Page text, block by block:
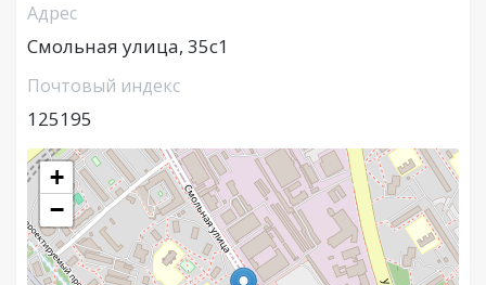
Адрес
Смольная улица, 35с1
Почтовый индекс
125195
+
−